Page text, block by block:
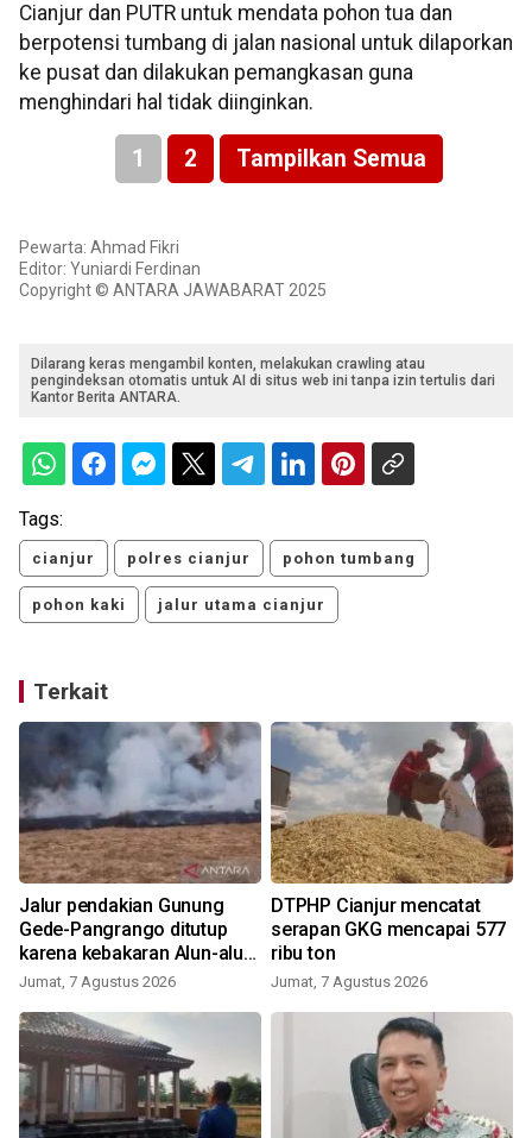
Cianjur dan PUTR untuk mendata pohon tua dan
berpotensi tumbang di jalan nasional untuk dilaporkan
ke pusat dan dilakukan pemangkasan guna
menghindari hal tidak diinginkan.
1 2 Tampilkan Semua
Pewarta: Ahmad Fikri
Editor: Yuniardi Ferdinan
Copyright © ANTARA JAWABARAT 2025
Dilarang keras mengambil konten, melakukan crawling atau
pengindeksan otomatis untuk AI di situs web ini tanpa izin tertulis dari
Kantor Berita ANTARA.
Tags:
cianjur polres cianjur pohon tumbang
pohon kaki jalur utama cianjur
Terkait
Jalur pendakian Gunung
Gede-Pangrango ditutup
karena kebakaran Alun-alun
Suryakancana
Jumat, 7 Agustus 2026
DTPHP Cianjur mencatat
serapan GKG mencapai 577
ribu ton
Jumat, 7 Agustus 2026